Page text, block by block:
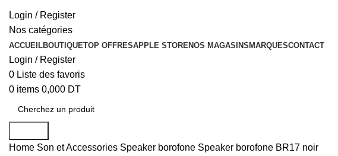
Login / Register
Nos catégories
ACCUEILBOUTIQUETOP OFFRESAPPLE STORENOS MAGASINSMARQUESCONTACT
Login / Register
0 Liste des favoris
0 items 0,000 DT
Home Son et Accessories Speaker borofone Speaker borofone BR17 noir